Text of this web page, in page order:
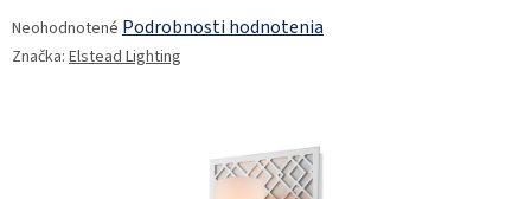
hodnotenie
produktu
Neohodnotené Podrobnosti hodnotenia
Značka: Elstead Lighting